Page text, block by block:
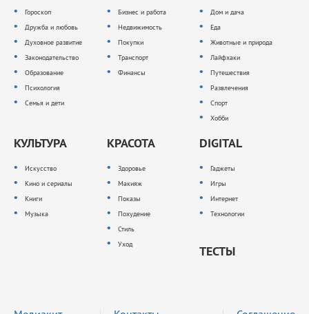
Гороскоп
Дружба и любовь
Духовное развитие
Законодательство
Образование
Психология
Семья и дети
Бизнес и работа
Недвижимость
Покупки
Транспорт
Финансы
Дом и дача
Еда
Животные и природа
Лайфхаки
Путешествия
Развлечения
Спорт
Хобби
КУЛЬТУРА
Искусство
Кино и сериалы
Книги
Музыка
КРАСОТА
Здоровье
Макияж
Показы
Похудение
Стиль
Уход
DIGITAL
Гаджеты
Игры
Интернет
Технологии
ТЕСТЫ